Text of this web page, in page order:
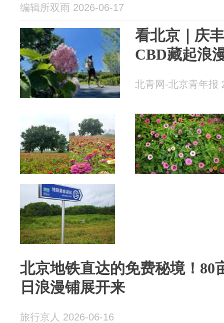
编辑所双雨 2026-06-17
看北京｜庆
CBD藏起浪
北青网-北京青年报
北京地铁直达的免费秘境！80
日浪漫铺展开来
旅行京人 2026-06-16